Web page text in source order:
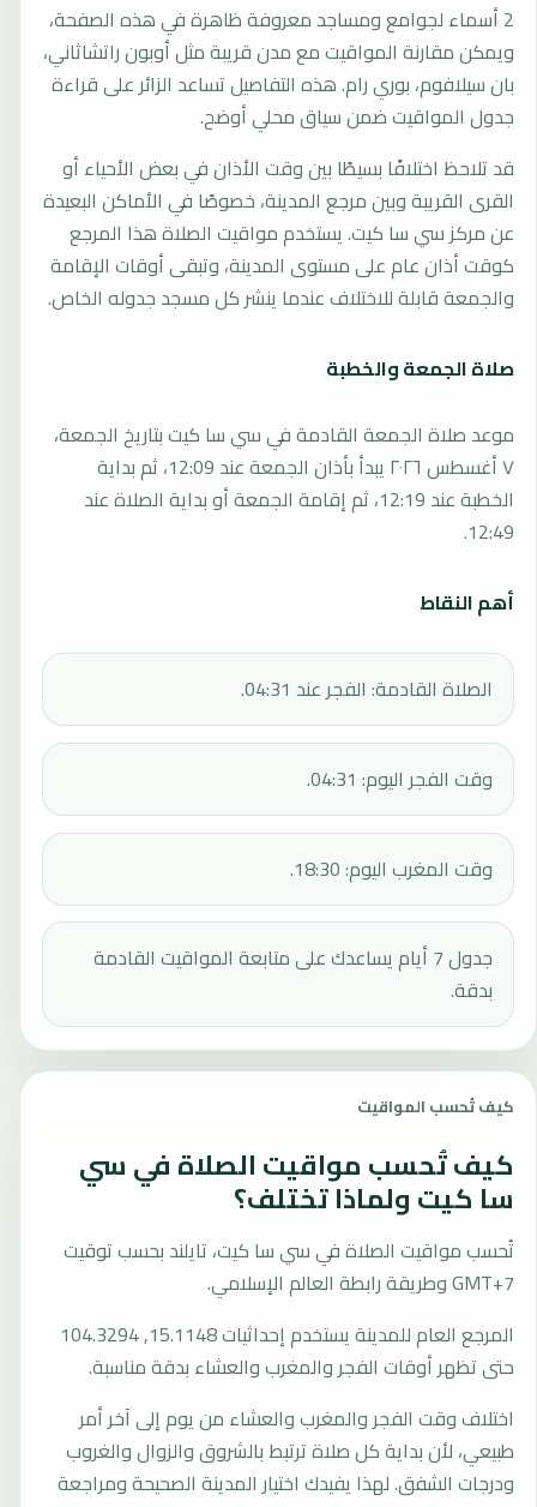
2 أسماء لجوامع ومساجد معروفة ظاهرة في هذه الصفحة،
ويمكن مقارنة المواقيت مع مدن قريبة مثل أوبون راتشاثاني،
بان سيلافوم، بوري رام. هذه التفاصيل تساعد الزائر على قراءة
جدول المواقيت ضمن سياق محلي أوضح.
قد تلاحظ اختلافًا بسيطًا بين وقت الأذان في بعض الأحياء أو
القرى القريبة وبين مرجع المدينة، خصوصًا في الأماكن البعيدة
عن مركز سي سا كيت. يستخدم مواقيت الصلاة هذا المرجع
كوقت أذان عام على مستوى المدينة، وتبقى أوقات الإقامة
والجمعة قابلة للاختلاف عندما ينشر كل مسجد جدوله الخاص.
صلاة الجمعة والخطبة
موعد صلاة الجمعة القادمة في سي سا كيت بتاريخ الجمعة،
٧ أغسطس ٢٠٢٦ يبدأ بأذان الجمعة عند 12:09، ثم بداية
الخطبة عند 12:19، ثم إقامة الجمعة أو بداية الصلاة عند
12:49.
أهم النقاط
الصلاة القادمة: الفجر عند 04:31.
وقت الفجر اليوم: 04:31.
وقت المغرب اليوم: 18:30.
جدول 7 أيام يساعدك على متابعة المواقيت القادمة
بدقة.
كيف تُحسب المواقيت
كيف تُحسب مواقيت الصلاة في سي
سا كيت ولماذا تختلف؟
تُحسب مواقيت الصلاة في سي سا كيت، تايلند بحسب توقيت
GMT+7 وطريقة رابطة العالم الإسلامي.
المرجع العام للمدينة يستخدم إحداثيات 15.1148, 104.3294
حتى تظهر أوقات الفجر والمغرب والعشاء بدقة مناسبة.
اختلاف وقت الفجر والمغرب والعشاء من يوم إلى آخر أمر
طبيعي، لأن بداية كل صلاة ترتبط بالشروق والزوال والغروب
ودرجات الشفق. لهذا يفيدك اختيار المدينة الصحيحة ومراجعة